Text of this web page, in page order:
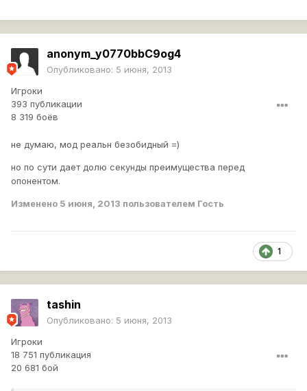
anonym_y0770bbC9og4
Опубликовано: 5 июня, 2013
Игроки
393 публикации
8 319 боёв
не думаю, мод реальн безобидный =)
но по сути дает долю секунды преимущества перед
опонентом.
Изменено 5 июня, 2013 пользователем Гость
1
tashin
Опубликовано: 5 июня, 2013
Игроки
18 751 публикация
20 681 бой